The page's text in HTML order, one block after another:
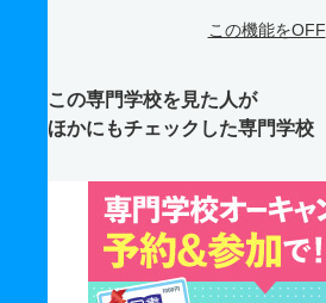
この機能をOFF
この専門学校を見た人が
ほかにもチェックした専門学校